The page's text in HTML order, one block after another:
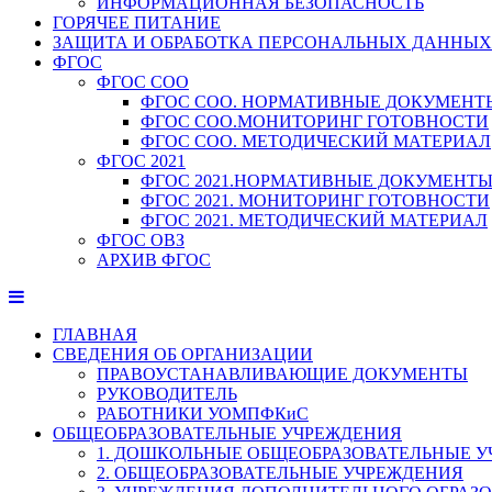
ГОРЯЧЕЕ ПИТАНИЕ
ЗАЩИТА И ОБРАБОТКА ПЕРСОНАЛЬНЫХ ДАННЫХ
ФГОС
ФГОС СОО
ФГОС СОО. НОРМАТИВНЫЕ
ФГОС СОО.МОНИТОРИНГ ГОТОВНОСТИ
ФГОС СОО. МЕТОДИЧЕСКИЙ МАТЕРИАЛ
ФГОС 2021
ФГОС 2021.НОРМАТИВНЫЕ ДОКУМЕНТЫ
ФГОС 2021. МОНИТОРИНГ ГОТОВНОСТИ
ФГОС 2021. МЕТОДИЧЕСКИЙ МАТЕРИАЛ
ФГОС ОВЗ
АРХИВ ФГОС
ГЛАВНАЯ
СВЕДЕНИЯ ОБ ОРГАНИЗАЦИИ
ПРАВОУСТАНАВЛИВАЮЩИЕ ДОКУМЕНТЫ
РУКОВОДИТЕЛЬ
РАБОТНИКИ УОМПФКиС
ОБЩЕОБРАЗОВАТЕЛЬНЫЕ УЧРЕЖДЕНИЯ
1. ДОШКОЛЬНЫЕ ОБЩЕОБРАЗОВАТЕЛЬНЫЕ
2. ОБЩЕОБРАЗОВАТЕЛЬНЫЕ УЧРЕЖДЕНИЯ